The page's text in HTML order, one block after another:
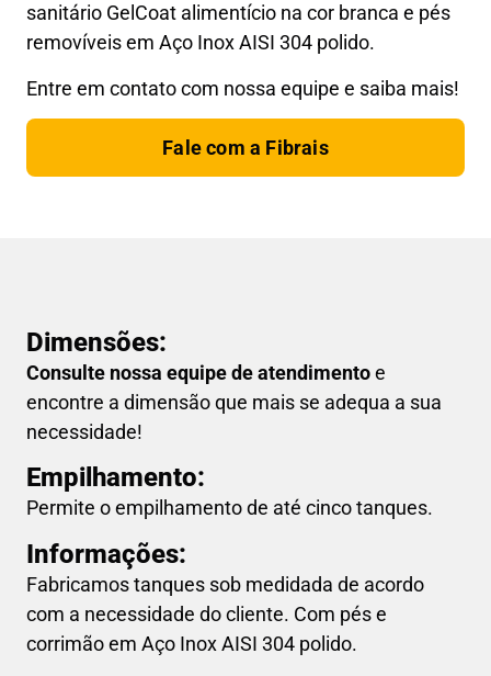
sanitário GelCoat alimentício na cor branca e pés
removíveis em Aço Inox AISI 304 polido.
Entre em contato com nossa equipe e saiba mais!
Fale com a Fibrais
Dimensões:
Consulte nossa equipe de atendimentoe
encontre a dimensão que mais se adequa a sua
necessidade!
Empilhamento:
Permite o empilhamento de até cinco tanques.
Informações:
Fabricamos tanques sob medidada de acordo
com a necessidade do cliente. Com pés e
corrimãoem Aço Inox AISI 304 polido.